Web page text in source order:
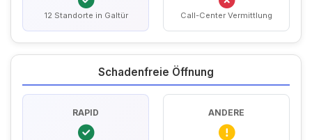
12 Standorte in Galtür Call-Center Vermittlung
Schadenfreie Öffnung
RAPID ANDERE